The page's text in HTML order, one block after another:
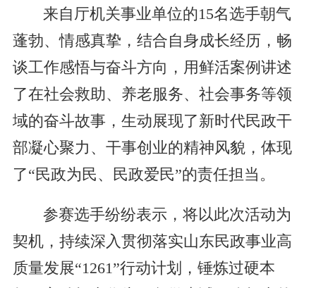
来自厅机关事业单位的15名选手朝气
蓬勃、情感真挚，结合自身成长经历，畅
谈工作感悟与奋斗方向，用鲜活案例讲述
了在社会救助、养老服务、社会事务等领
域的奋斗故事，生动展现了新时代民政干
部凝心聚力、干事创业的精神风貌，体现
了“民政为民、民政爱民”的责任担当。
参赛选手纷纷表示，将以此次活动为
契机，持续深入贯彻落实山东民政事业高
质量发展“1261”行动计划，锤炼过硬本